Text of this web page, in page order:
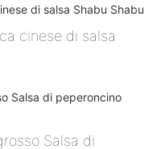
cinese di salsa
Salsa di